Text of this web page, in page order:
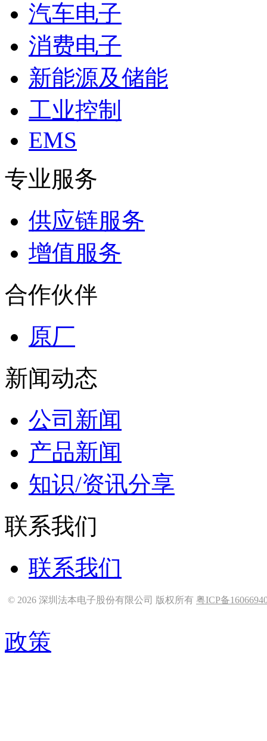
汽车电子
消费电子
新能源及储能
工业控制
EMS
专业服务
供应链服务
增值服务
合作伙伴
原厂
新闻动态
公司新闻
产品新闻
知识/资讯分享
联系我们
联系我们
© 2026 深圳法本电子股份有限公司 版权所有 粤ICP备
政策